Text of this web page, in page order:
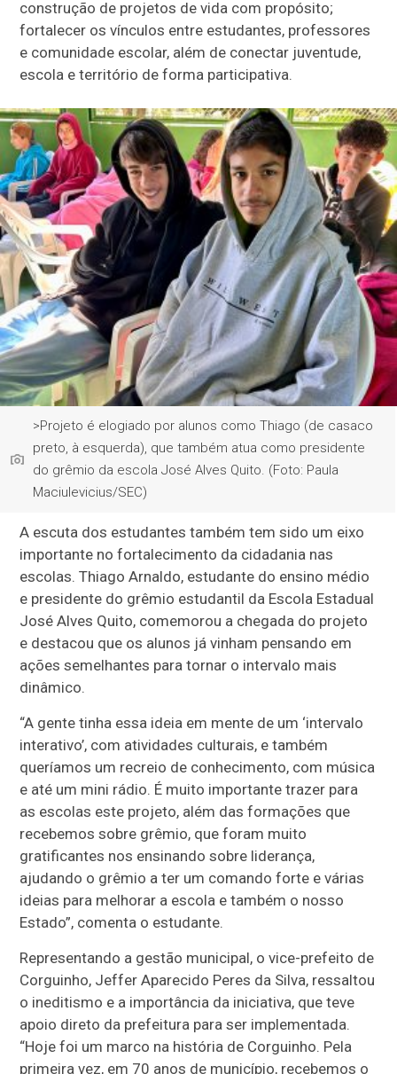
construção de projetos de vida com propósito;
fortalecer os vínculos entre estudantes, professores
e comunidade escolar, além de conectar juventude,
escola e território de forma participativa.
>Projeto é elogiado por alunos como Thiago (de casaco
preto, à esquerda), que também atua como presidente
do grêmio da escola José Alves Quito. (Foto: Paula
Maciulevicius/SEC)
A escuta dos estudantes também tem sido um eixo
importante no fortalecimento da cidadania nas
escolas. Thiago Arnaldo, estudante do ensino médio
e presidente do grêmio estudantil da Escola Estadual
José Alves Quito, comemorou a chegada do projeto
e destacou que os alunos já vinham pensando em
ações semelhantes para tornar o intervalo mais
dinâmico.
“A gente tinha essa ideia em mente de um ‘intervalo
interativo’, com atividades culturais, e também
queríamos um recreio de conhecimento, com música
e até um mini rádio. É muito importante trazer para
as escolas este projeto, além das formações que
recebemos sobre grêmio, que foram muito
gratificantes nos ensinando sobre liderança,
ajudando o grêmio a ter um comando forte e várias
ideias para melhorar a escola e também o nosso
Estado”, comenta o estudante.
Representando a gestão municipal, o vice-prefeito de
Corguinho, Jeffer Aparecido Peres da Silva, ressaltou
o ineditismo e a importância da iniciativa, que teve
apoio direto da prefeitura para ser implementada.
“Hoje foi um marco na história de Corguinho. Pela
primeira vez, em 70 anos de município, recebemos o